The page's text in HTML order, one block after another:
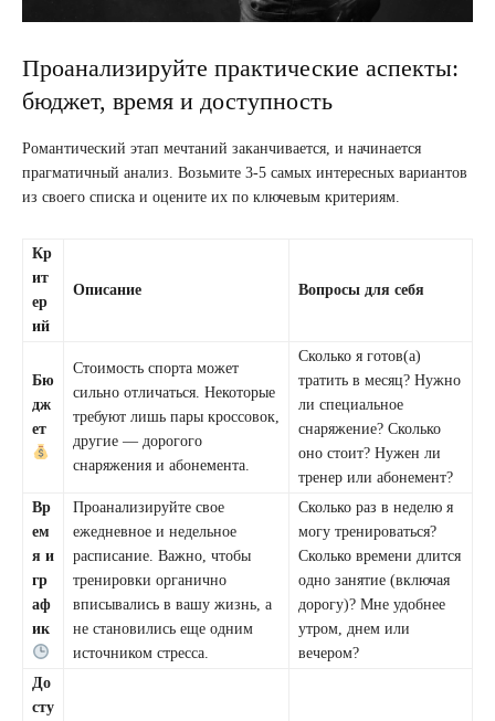
Проанализируйте практические аспекты:
бюджет, время и доступность
Романтический этап мечтаний заканчивается, и начинается
прагматичный анализ. Возьмите 3-5 самых интересных вариантов
из своего списка и оцените их по ключевым критериям.
Кр
ит
ер
ий
Описание Вопросы для себя
Бю
дж
ет
Стоимость спорта может
сильно отличаться. Некоторые
требуют лишь пары кроссовок,
другие — дорогого
снаряжения и абонемента.
Сколько я готов(а)
тратить в месяц? Нужно
ли специальное
снаряжение? Сколько
оно стоит? Нужен ли
тренер или абонемент?
Вр
ем
я и
гр
аф
ик
Проанализируйте свое
ежедневное и недельное
расписание. Важно, чтобы
тренировки органично
вписывались в вашу жизнь, а
не становились еще одним
источником стресса.
Сколько раз в неделю я
могу тренироваться?
Сколько времени длится
одно занятие (включая
дорогу)? Мне удобнее
утром, днем или
вечером?
До
сту